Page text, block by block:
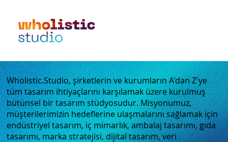
Wholistic.Studio, şirketlerin ve kurumların A'dan Z'ye
tüm tasarım ihtiyaçlarını karşılamak üzere kurulmuş
bütünsel bir tasarım stüdyosudur. Misyonumuz,
müşterilerimizin hedeflerine ulaşmalarını sağlamak için
endüstriyel tasarım, iç mimarlık, ambalaj tasarımı, gıda
tasarımı, marka stratejisi, dijital tasarım, veri